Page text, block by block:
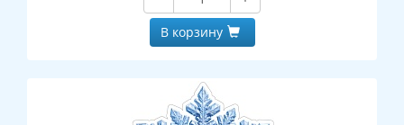
В корзину